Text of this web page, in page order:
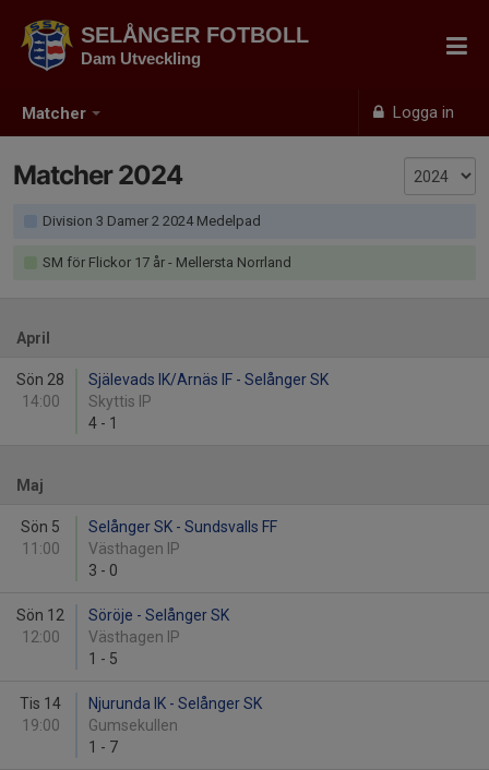
Matcher Logga in
SELÅNGER FOTBOLL
Dam Utveckling
Matcher 2024
Division 3 Damer 2 2024 Medelpad
SM för Flickor 17 år - Mellersta Norrland
April
Sön 28
14:00
Själevads IK/Arnäs IF - Selånger SK
Skyttis IP
4 - 1
Maj
Sön 5
11:00
Selånger SK - Sundsvalls FF
Västhagen IP
3 - 0
Sön 12
12:00
Söröje - Selånger SK
Västhagen IP
1 - 5
Tis 14
19:00
Njurunda IK - Selånger SK
Gumsekullen
1 - 7